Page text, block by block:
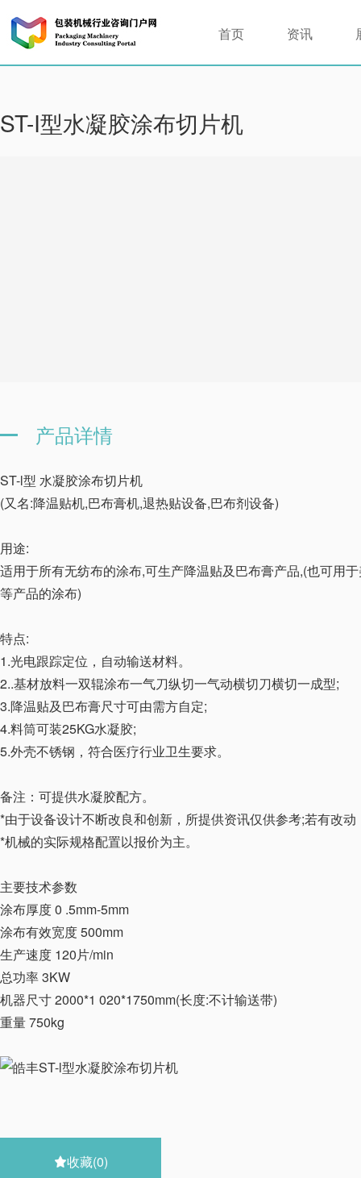
首页 资讯
ST-I型水凝胶涂布切片机
产品详情
ST-l型 水凝胶涂布切片机
(又名:降温贴机,巴布膏机,退热贴设备,巴布剂设备)
用途:
适用于所有无纺布的涂布,可生产降温贴及巴布膏产品,(也可用
等产品的涂布)
特点:
1.光电跟踪定位，自动输送材料。
2..基材放料一双辊涂布一气刀纵切一气动横切刀横切一成型;
3.降温贴及巴布膏尺寸可由需方自定;
4.料筒可装25KG水凝胶;
5.外壳不锈钢，符合医疗行业卫生要求。
备注：可提供水凝胶配方。
*由于设备设计不断改良和创新，所提供资讯仅供参考;若有改
*机械的实际规格配置以报价为主。
主要技术参数
涂布厚度 0 .5mm-5mm
涂布有效宽度 500mm
生产速度 120片/min
总功率 3KW
机器尺寸 2000*1 020*1750mm(长度:不计输送带)
重量 750kg
收藏(0)